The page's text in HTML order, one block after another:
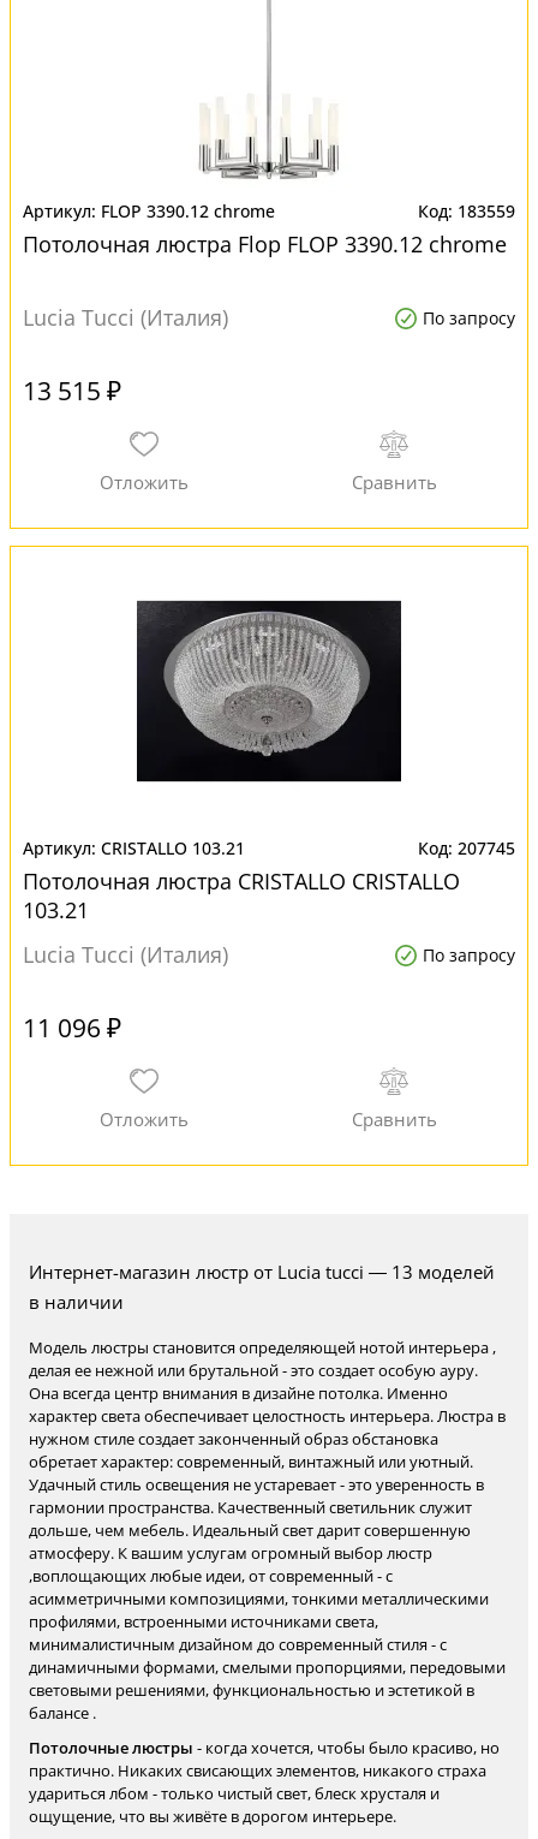
FLOP 3390.12 chrome 183559
Потолочная люстра Flop FLOP 3390.12 chrome
Lucia Tucci (Италия) По запросу
13 515 ₽
CRISTALLO 103.21 207745
Потолочная люстра CRISTALLO CRISTALLO
103.21
Lucia Tucci (Италия)
По запросу
11 096 ₽
Интернет-магазин люстр от Lucia tucci — 13 моделей
в наличии
Модель люстры становится определяющей нотой интерьера ,
делая ее нежной или брутальной - это создает особую ауру.
Она всегда центр внимания в дизайне потолка. Именно
характер света обеспечивает целостность интерьера. Люстра в
нужном стиле создает законченный образ обстановка
обретает характер: современный, винтажный или уютный.
Удачный стиль освещения не устаревает - это уверенность в
гармонии пространства. Качественный светильник служит
дольше, чем мебель. Идеальный свет дарит совершенную
атмосферу. К вашим услугам огромный выбор люстр
,воплощающих любые идеи, от современный - с
асимметричными композициями, тонкими металлическими
профилями, встроенными источниками света,
минималистичным дизайном до современный стиля - с
динамичными формами, смелыми пропорциями, передовыми
световыми решениями, функциональностью и эстетикой в
балансе .
Потолочные люстры - когда хочется, чтобы было красиво, но
практично. Никаких свисающих элементов, никакого страха
удариться лбом - только чистый свет, блеск хрусталя и
ощущение, что вы живёте в дорогом интерьере.